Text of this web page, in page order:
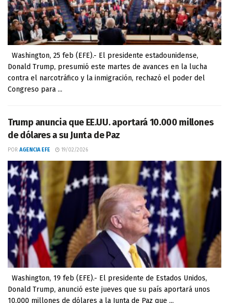
Washington, 25 feb (EFE).- El presidente estadounidense,
Donald Trump, presumió este martes de avances en la lucha
contra el narcotráfico y la inmigración, rechazó el poder del
Congreso para ...
Trump anuncia que EE.UU. aportará 10.000 millones
de dólares a su Junta de Paz
POR AGENCIA EFE 19/02/2026
Washington, 19 feb (EFE).- El presidente de Estados Unidos,
Donald Trump, anunció este jueves que su país aportará unos
10.000 millones de dólares a la Junta de Paz que ...